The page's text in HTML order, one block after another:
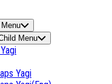
Menu
Yagi